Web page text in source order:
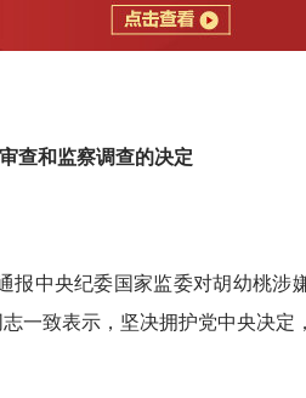
查和监察调查的决定
报中央纪委国家监委对胡幼桃涉
一致表示，坚决拥护党中央决定